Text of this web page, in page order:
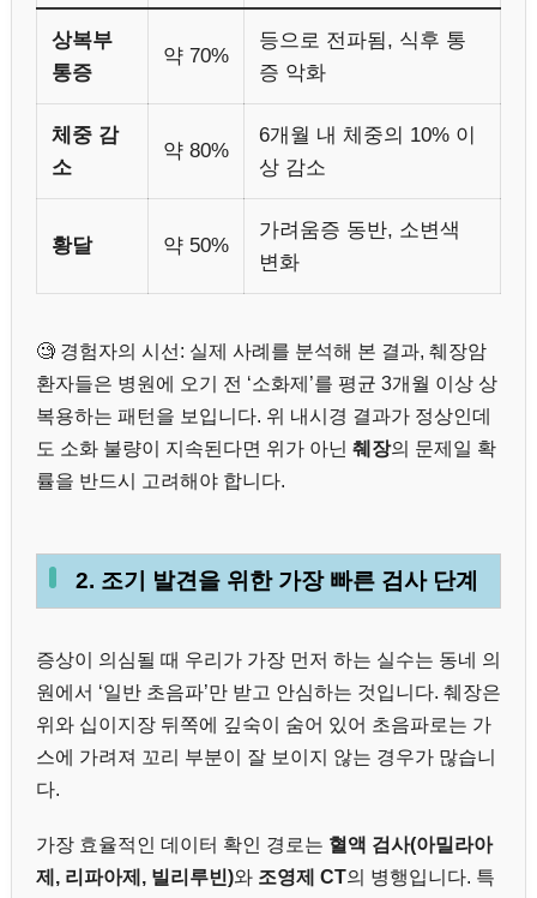
상복부
통증
약 70%
등으로 전파됨, 식후 통
증 악화
체중 감
소
약 80%
6개월 내 체중의 10% 이
상 감소
황달 약 50%
가려움증 동반, 소변색
변화
🧐 경험자의 시선: 실제 사례를 분석해 본 결과, 췌장암
환자들은 병원에 오기 전 ‘소화제’를 평균 3개월 이상 상
복용하는 패턴을 보입니다. 위 내시경 결과가 정상인데
도 소화 불량이 지속된다면 위가 아닌 췌장의 문제일 확
률을 반드시 고려해야 합니다.
2. 조기 발견을 위한 가장 빠른 검사 단계
증상이 의심될 때 우리가 가장 먼저 하는 실수는 동네 의
원에서 ‘일반 초음파’만 받고 안심하는 것입니다. 췌장은
위와 십이지장 뒤쪽에 깊숙이 숨어 있어 초음파로는 가
스에 가려져 꼬리 부분이 잘 보이지 않는 경우가 많습니
다.
가장 효율적인 데이터 확인 경로는 혈액 검사(아밀라아
제, 리파아제, 빌리루빈)와 조영제 CT의 병행입니다. 특